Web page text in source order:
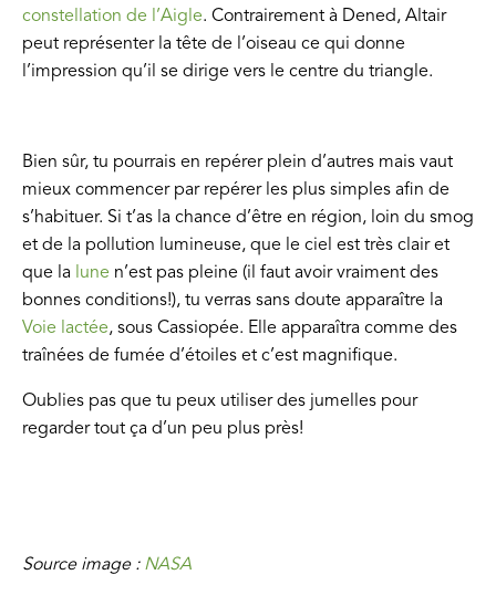
constellation de l’Aigle. Contrairement à Dened, Altair
peut représenter la tête de l’oiseau ce qui donne
l’impression qu’il se dirige vers le centre du triangle.
Bien sûr, tu pourrais en repérer plein d’autres mais vaut
mieux commencer par repérer les plus simples afin de
s’habituer. Si t’as la chance d’être en région, loin du smog
et de la pollution lumineuse, que le ciel est très clair et
que la
lune n’est pas pleine (il faut avoir vraiment des
bonnes conditions!), tu verras sans doute apparaître la
Voie lactée, sous Cassiopée. Elle apparaîtra comme des
traînées de fumée d’étoiles et c’est magnifique.
Oublies pas que tu peux utiliser des jumelles pour
regarder tout ça d’un peu plus près!
Source image : NASA